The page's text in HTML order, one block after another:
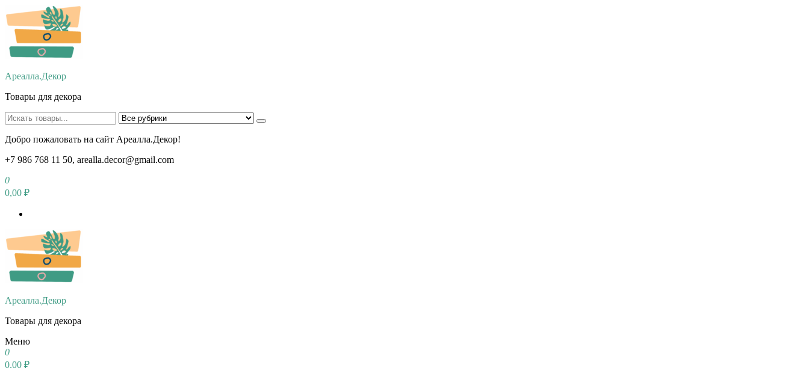
Перейти
к
содержимому
Ареалла.Декор
Товары для декора
Добро пожаловать на сайт Ареалла.Декор!
+7 986 768 11 50, arealla.decor@gmail.com
0
0,00 ₽
Ареалла.Декор
Товары для декора
Меню
0
0,00 ₽